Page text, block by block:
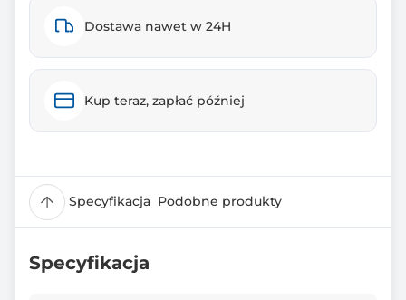
Dostawa nawet w 24H
Kup teraz, zapłać później
Specyfikacja Podobne produkty
Specyfikacja